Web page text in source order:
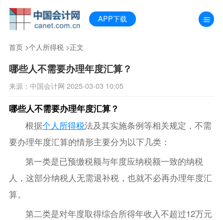
APP下载
首页>个人所得税>正文
哪些人不需要办理年度汇算？
来源：中国会计网 2025-03-03 10:05
哪些人不需要办理年度汇算？
根据个人所得税法及其实施条例等相关规定，不需
要办理年度汇算的情形主要分为以下几类：
第一类是已预缴税额与年度应纳税额一致的纳税
人，这部分纳税人无需退补税，也就不必再办理年度汇
算。
第二类是对年度取得综合所得年收入不超过12万元